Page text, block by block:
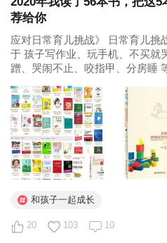
荐给你
应对日常育儿挑战》 日常育儿挑
于 孩子写作业、玩手机、不买就
蹭、哭闹不止、咬指甲、分房睡
去年推荐了她的第一本书《倾听
合，但第二本对于不同...
和孩子一起成长
20 103 10